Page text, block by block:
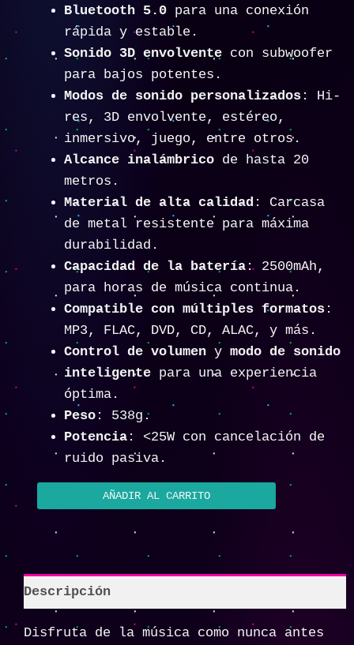
Bluetooth 5.0 para una conexión
rápida y estable.
Sonido 3D envolvente con subwoofer
para bajos potentes.
Modos de sonido personalizados : Hi-
res, 3D envolvente, estéreo,
inmersivo, juego, entre otros.
Alcance inalámbrico de hasta 20
metros.
Material de alta calidad : Carcasa
de metal resistente para máxima
durabilidad.
Capacidad de la batería : 2500mAh,
para horas de música continua.
Compatible con múltiples formatos :
MP3, FLAC, DVD, CD, ALAC, y más.
Control de volumen y modo de sonido
inteligente para una experiencia
óptima.
Peso : 538g.
Potencia : <25W con cancelación de
ruido pasiva.
AÑADIR AL CARRITO
Descripción
Disfruta de la música como nunca antes